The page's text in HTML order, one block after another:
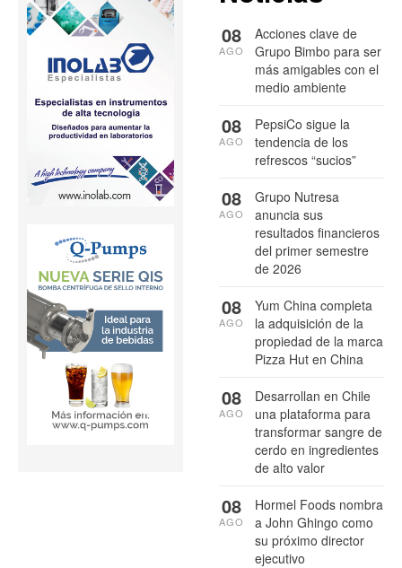
Acciones clave de
Grupo Bimbo para ser
más amigables con el
medio ambiente
08
AGO
PepsiCo sigue la
tendencia de los
refrescos “sucios”
08
AGO
Grupo Nutresa
anuncia sus
resultados financieros
del primer semestre
de 2026
08
AGO
Yum China completa
la adquisición de la
propiedad de la marca
Pizza Hut en China
08
AGO
Desarrollan en Chile
una plataforma para
transformar sangre de
cerdo en ingredientes
de alto valor
08
AGO
Hormel Foods nombra
a John Ghingo como
su próximo director
ejecutivo
08
AGO